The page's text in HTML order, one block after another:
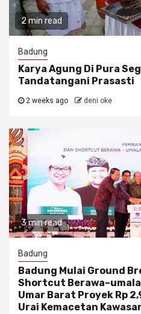
2 min read
Badung
Karya Agung Di Pura
Tandatangani Prasasti
2 weeks ago deni oke
3 min read
Badung
Badung Mulai Ground
Shortcut
Umar Barat Proyek Rp
Urai Kemacetan